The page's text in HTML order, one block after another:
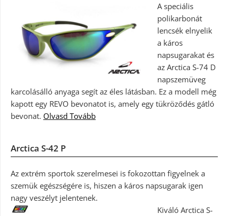
A speciális
polikarbonát
lencsék elnyelik
a káros
napsugarakat és
az Arctica S-74 D
napszemüveg
karcolásálló anyaga segít az éles látásban. Ez a modell még
kapott egy REVO bevonatot is, amely egy tükröződés gátló
bevonat. Olvasd Tovább
Arctica S-42 P
Az extrém sportok szerelmesei is fokozottan figyelnek a
szemük egészségére is, hiszen a káros napsugarak igen
nagy veszélyt jelentenek.
Kiváló Arctica S-